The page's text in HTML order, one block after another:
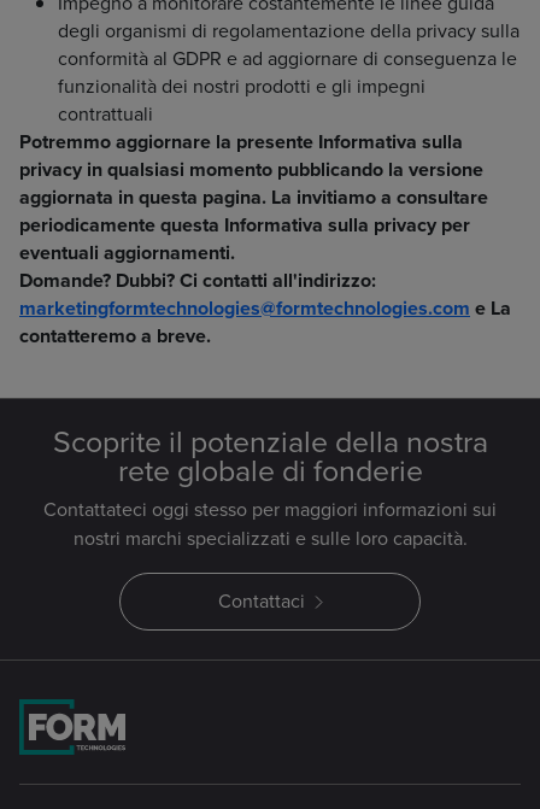
degli organismi di regolamentazione della privacy sulla
conformità al GDPR e ad aggiornare di conseguenza le
funzionalità dei nostri prodotti e gli impegni
contrattuali
Potremmo aggiornare la presente Informativa sulla
privacy in qualsiasi momento pubblicando la versione
aggiornata in questa pagina. La invitiamo a consultare
periodicamente questa Informativa sulla privacy per
eventuali aggiornamenti.
Domande? Dubbi? Ci contatti all'indirizzo:
marketingformtechnologies@formtechnologies.com e La
contatteremo a breve.
Scoprite il potenziale della nostra
rete globale di fonderie
Contattateci oggi stesso per maggiori informazioni sui
nostri marchi specializzati e sulle loro capacità.
Contattaci